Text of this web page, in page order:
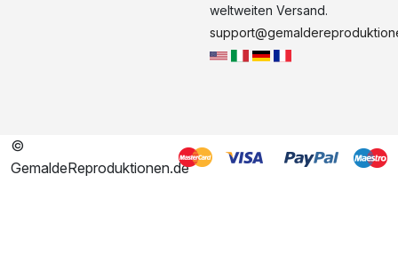
weltweiten Versand.
©
GemaldeReproduktionen.de